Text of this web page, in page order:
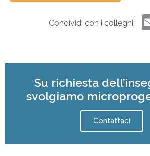
Condividi con i colleghi:
Su richiesta
svolgiamo
Contattaci